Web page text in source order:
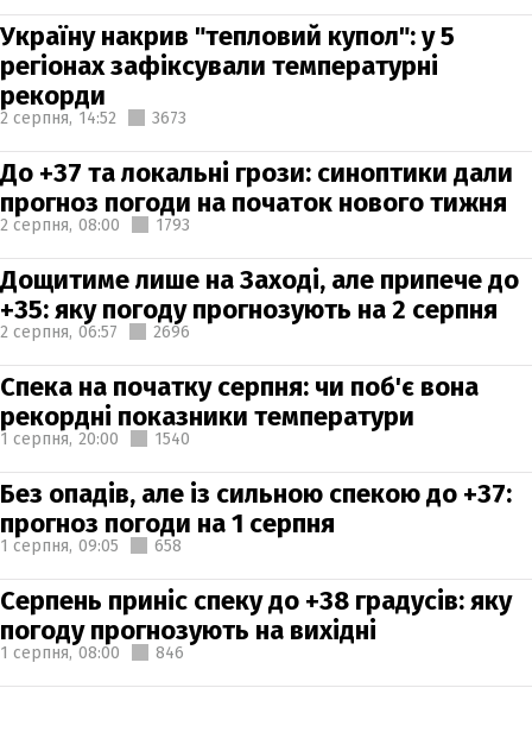
Україну накрив "тепловий купол": у 5
регіонах зафіксували температурні
рекорди
2 серпня, 14:52 3673
До +37 та локальні грози: синоптики дали
прогноз погоди на початок нового тижня
2 серпня, 08:00 1793
Дощитиме лише на Заході, але припече до
+35: яку погоду прогнозують на 2 серпня
2 серпня, 06:57 2696
Спека на початку серпня: чи поб'є вона
рекордні показники температури
1 серпня, 20:00 1540
Без опадів, але із сильною спекою до +37:
прогноз погоди на 1 серпня
1 серпня, 09:05 658
Серпень приніс спеку до +38 градусів: яку
погоду прогнозують на вихідні
1 серпня, 08:00 846